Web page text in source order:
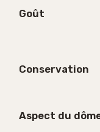
Goût
Conservation
Aspect du